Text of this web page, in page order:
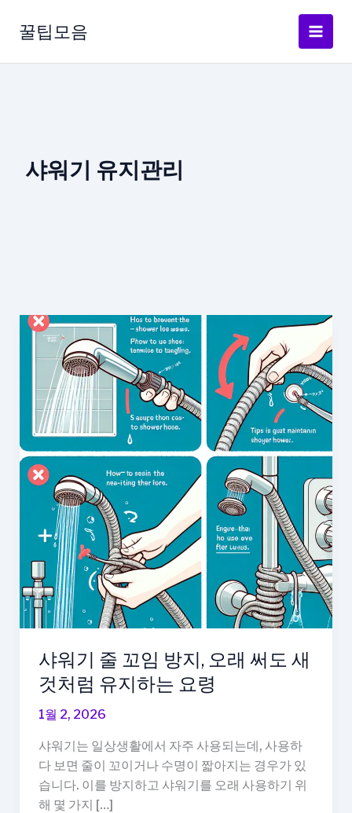
로
꿀팁모음
샤워기 유지관리
샤워기 줄 꼬임 방지, 오래 써도 새
것처럼 유지하는 요령
1월 2, 2026
샤워기는 일상생활에서 자주 사용되는데, 사용하
다 보면 줄이 꼬이거나 수명이 짧아지는 경우가 있
습니다. 이를 방지하고 샤워기를 오래 사용하기 위
해 몇 가지 […]